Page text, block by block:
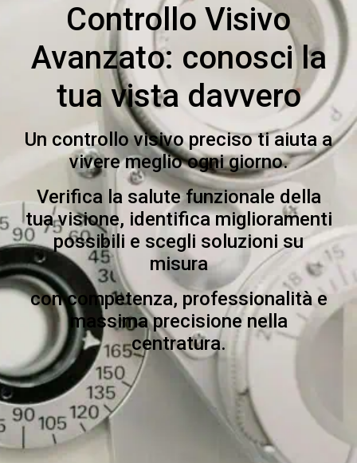
Controllo Visivo
Avanzato: conosci la
tua vista davvero
Un controllo visivo preciso ti aiuta a
vivere meglio ogni giorno.
Verifica la salute funzionale della
tua visione, identifica miglioramenti
possibili e scegli soluzioni su
misura
con competenza, professionalità e
massima precisione nella
centratura.